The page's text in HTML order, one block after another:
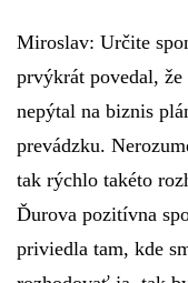
Miroslav: Určite
prvýkrát povedal,
nepýtal na biznis
prevádzku.
tak rýchlo takéto
Ďurova pozitívna
priviedla tam, kde